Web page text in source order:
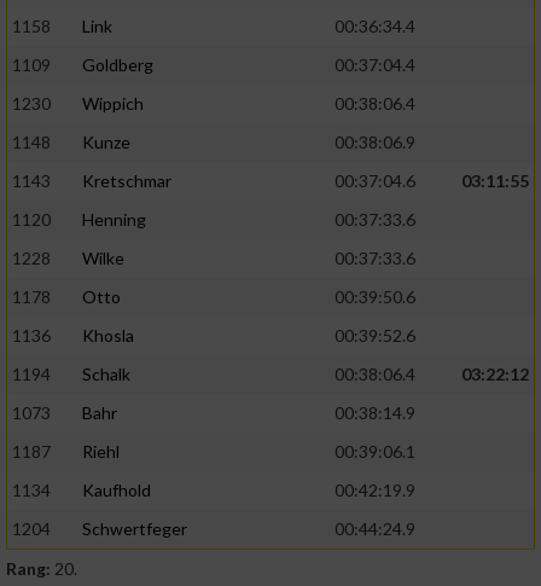
1158
Link
00:36:34.4
1109
Goldberg
00:37:04.4
1230
Wippich
00:38:06.4
1148
Kunze
00:38:06.9
1143
Kretschmar 00:37:04.6
03:11:55
1120
Henning
00:37:33.6
1228
Wilke
00:37:33.6
1178
Otto
00:39:50.6
1136
Khosla
00:39:52.6
1194
Schalk 00:38:06.4
03:22:12
1073
Bahr
00:38:14.9
1187
Riehl
00:39:06.1
1134
Kaufhold
00:42:19.9
1204
Schwertfeger
00:44:24.9
Rang: 20.